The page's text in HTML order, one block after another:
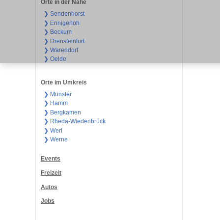
Orte in der Nähe
❯ Sendenhorst
❯ Ennigerloh
❯ Beckum
❯ Drensteinfurt
❯ Warendorf
❯ Oelde
Orte im Umkreis
❯ Münster
❯ Hamm
❯ Bergkamen
❯ Rheda-Wiedenbrück
❯ Werl
❯ Werne
Events
Freizeit
Autos
Jobs